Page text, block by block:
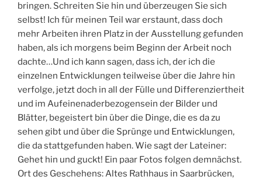
bringen. Schreiten Sie hin und überzeugen Sie sich
selbst! Ich für meinen Teil war erstaunt, dass doch
mehr Arbeiten ihren Platz in der Ausstellung gefunden
haben, als ich morgens beim Beginn der Arbeit noch
dachte…Und ich kann sagen, dass ich, der ich die
einzelnen Entwicklungen teilweise über die Jahre hin
verfolge, jetzt doch in all der Fülle und Differenziertheit
und im Aufeinenaderbezogensein der Bilder und
Blätter, begeistert bin über die Dinge, die es da zu
sehen gibt und über die Sprünge und Entwicklungen,
die da stattgefunden haben. Wie sagt der Lateiner:
Gehet hin und guckt! Ein paar Fotos folgen demnächst.
Ort des Geschehens: Altes Rathhaus in Saarbrücken,